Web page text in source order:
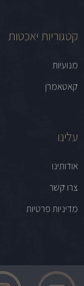
קטגוריות יאכטות
מנועיות
קאטאמרן
עלינו
אודותינו
צרו קשר
מדיניות פרטיות